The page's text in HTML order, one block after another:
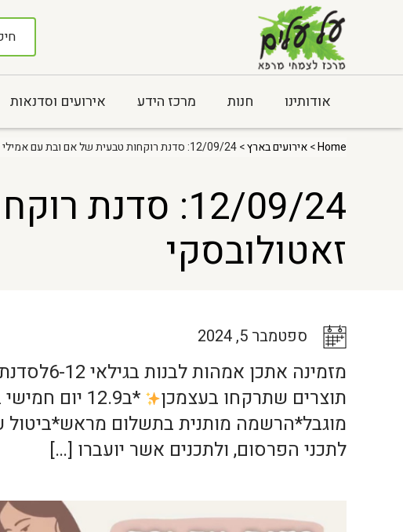
אודותינו חנות מרכז הידע אירועים וסדנאות
Home
>אירועים בארץ> 12/09/24: סדנת רוקחות טבעית של אם ובת עם אמילי זאטולובסקי
12/09/24:
זאטולובסקי
ספטמבר 5, 2024
מזמינה
תוצרים שתרקחו בעצמכן
לתכני הפרסום, ולתכנים אשר יועברו […]